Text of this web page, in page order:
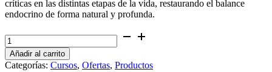
críticas en las distintas etapas de la vida, restaurando el balance
endocrino de forma natural y profunda.
Curso
-
Hormonas
y
Añadir al carrito
Categorías: Cursos, Ofertas, Productos